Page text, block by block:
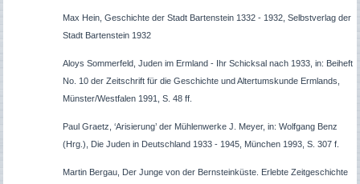
Max Hein, Geschichte der Stadt Bartenstein 1332 - 1932, Selbstverlag der
Stadt Bartenstein 1932
Aloys Sommerfeld, Juden im Ermland - Ihr Schicksal nach 1933, in: Beiheft
No. 10 der Zeitschrift für die Geschichte und Altertumskunde Ermlands,
Münster/Westfalen 1991, S. 48 ff.
Paul Graetz, ‘Arisierung’ der Mühlenwerke J. Meyer, in: Wolfgang Benz
(Hrg.), Die Juden in Deutschland 1933 - 1945, München 1993, S. 307 f.
Martin Bergau, Der Junge von der Bernsteinküste. Erlebte Zeitgeschichte